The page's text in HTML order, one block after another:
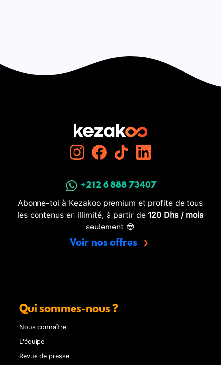
+212 6 888 73407
Abonne-toi à Kezakoo premium et profite de tous
les contenus en illimité, à partir de 120 Dhs / mois
seulement 😎
Voir nos offres
Qui sommes-nous ?
Nous connaître
L'équipe
Revue de presse